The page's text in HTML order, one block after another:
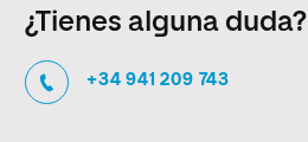
¿Tienes alguna duda?
+34 941 209 743